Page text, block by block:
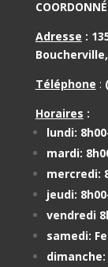
Adresse :
Boucherville,
Téléphone :
Horaires :
lundi:
mardi:
mercredi:
jeudi:
vendredi
samedi:
dimanche: